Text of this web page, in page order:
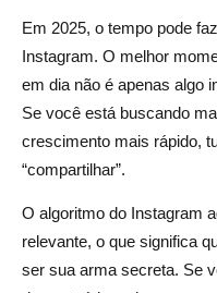
Melhor hora para postar
engajamento
Como encontrar seus
engajamento
Ferramentas e análises
Instagram
Fatores que influenciam
Em 2025, o tempo pode
Instagram. O melhor
em dia não é apenas algo
Se você está buscando
crescimento mais rápido,
“compartilhar”.
O algoritmo do Instagram
relevante, o que significa
ser sua arma secreta. Se